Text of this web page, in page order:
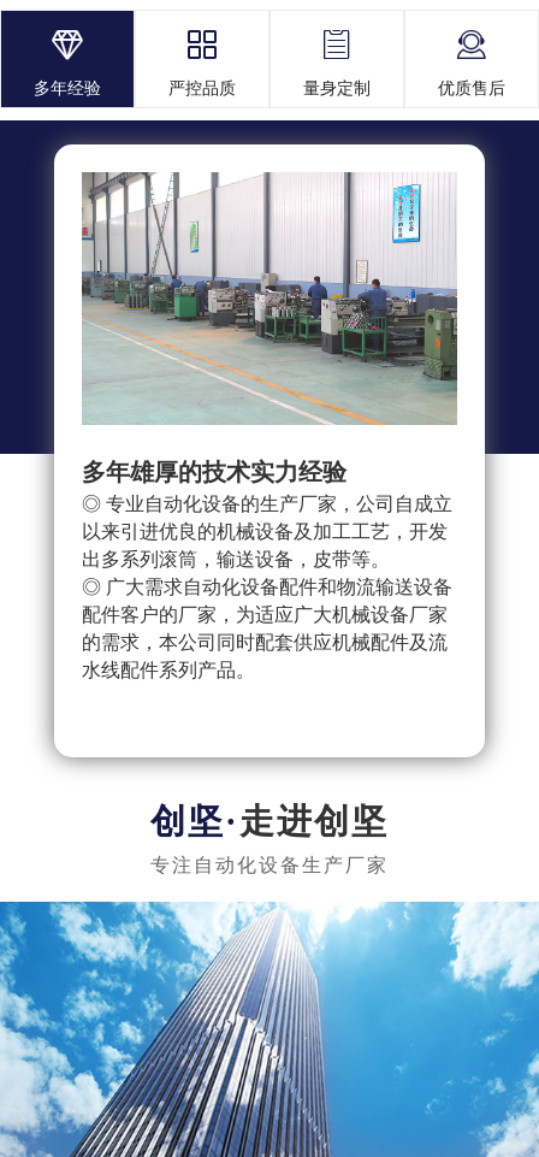

多年经验

严控品质

量身定制

优质售后
多年雄厚的技术实力经验
◎ 专业自动化设备的生产厂家，公司自成立
以来引进优良的机械设备及加工工艺，开发
出多系列滚筒，输送设备，皮带等。
◎ 广大需求自动化设备配件和物流输送设备
配件客户的厂家，为适应广大机械设备厂家
的需求，本公司同时配套供应机械配件及流
水线配件系列产品。
走进创坚